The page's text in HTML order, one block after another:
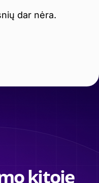
dar nėra.
kitoje